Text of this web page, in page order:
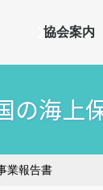
協会案内
の海上
業報告書